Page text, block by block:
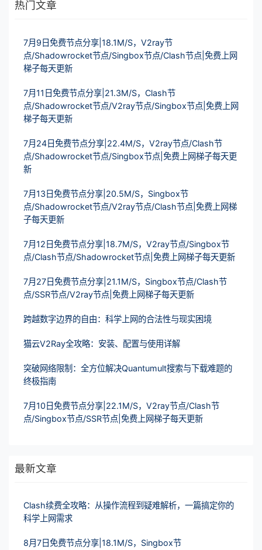
热门文章
7月9日免费节点分享|18.1M/S，V2ray节
点/Shadowrocket节点/Singbox节点/Clash节点|免费上网
梯子每天更新
7月11日免费节点分享|21.3M/S，Clash节
点/Shadowrocket节点/V2ray节点/Singbox节点|免费上网
梯子每天更新
7月24日免费节点分享|22.4M/S，V2ray节点/Clash节
点/Shadowrocket节点/Singbox节点|免费上网梯子每天更
新
7月13日免费节点分享|20.5M/S，Singbox节
点/Shadowrocket节点/V2ray节点/Clash节点|免费上网梯
子每天更新
7月12日免费节点分享|18.7M/S，V2ray节点/Singbox节
点/Clash节点/Shadowrocket节点|免费上网梯子每天更新
7月27日免费节点分享|21.1M/S，Singbox节点/Clash节
点/SSR节点/V2ray节点|免费上网梯子每天更新
跨越数字边界的自由：科学上网的合法性与现实困境
猫云V2Ray全攻略：安装、配置与使用详解
突破网络限制：全方位解决Quantumult搜索与下载难题的
终极指南
7月10日免费节点分享|22.1M/S，V2ray节点/Clash节
点/Singbox节点/SSR节点|免费上网梯子每天更新
最新文章
Clash续费全攻略：从操作流程到疑难解析，一篇搞定你的
科学上网需求
8月7日免费节点分享|18.1M/S，Singbox节